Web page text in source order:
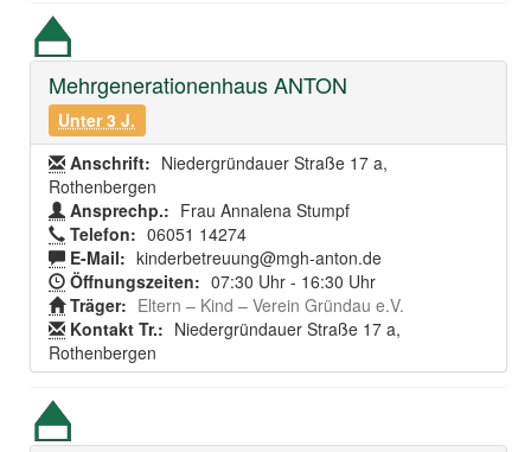
Mehrgenerationenhaus ANTON
Unter 3 J.
Anschrift: Niedergründauer Straße 17 a,
Rothenbergen
Ansprechp.: Frau Annalena Stumpf
Telefon: 06051 14274
E-Mail: kinderbetreuung@mgh-anton.de
Öffnungszeiten: 07:30 Uhr - 16:30 Uhr
Träger: Eltern – Kind – Verein Gründau e.V.
Kontakt Tr.: Niedergründauer Straße 17 a,
Rothenbergen